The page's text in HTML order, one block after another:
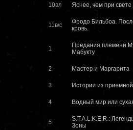
10вл Яснее, чем при свете
11в/с
Фродо Бильбоа.
кровь.
1
Предания племени
Мабукту
2 Мастер и Маргарита
3 Истории из приемной
4 Водный мир или
5
S.T.A.L.K.E.R.:
Зоны